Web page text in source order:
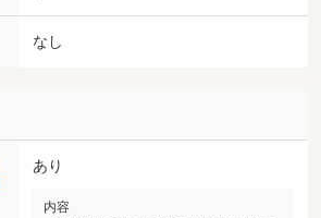
なし
あり
内容